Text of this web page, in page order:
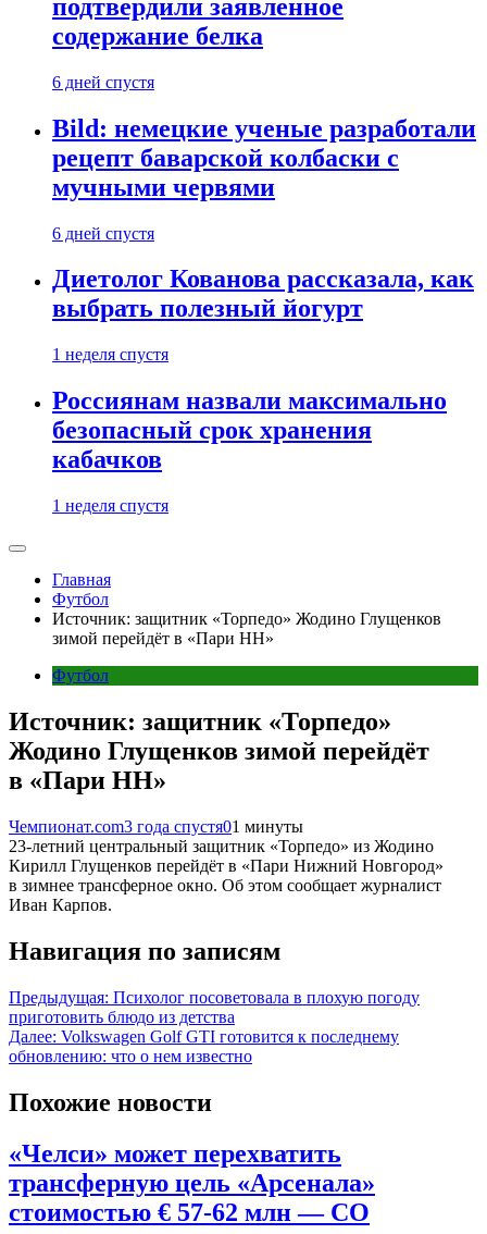
подтвердили заявленное
содержание белка
6 дней спустя
Bild: немецкие ученые разработали
рецепт баварской колбаски с
мучными червями
6 дней спустя
Диетолог Кованова рассказала, как
выбрать полезный йогурт
1 неделя спустя
Россиянам назвали максимально
безопасный срок хранения
кабачков
1 неделя спустя
Главная
Футбол
Источник: защитник «Торпедо» Жодино Глущенков
зимой перейдёт в «Пари НН»
Футбол
Источник: защитник «Торпедо»
Жодино Глущенков зимой перейдёт
в «Пари НН»
Чемпионат.com3 года спустя01 минуты
23-летний центральный защитник «Торпедо» из Жодино
Кирилл Глущенков перейдёт в «Пари Нижний Новгород»
в зимнее трансферное окно. Об этом сообщает журналист
Иван Карпов.
Навигация по записям
Предыдущая: Психолог посоветовала в плохую погоду
приготовить блюдо из детства
Далее: Volkswagen Golf GTI готовится к последнему
обновлению: что о нем известно
Похожие новости
«Челси» может перехватить
трансферную цель «Арсенала»
стоимостью € 57-62 млн — CO